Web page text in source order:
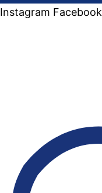
Instagram Facebook